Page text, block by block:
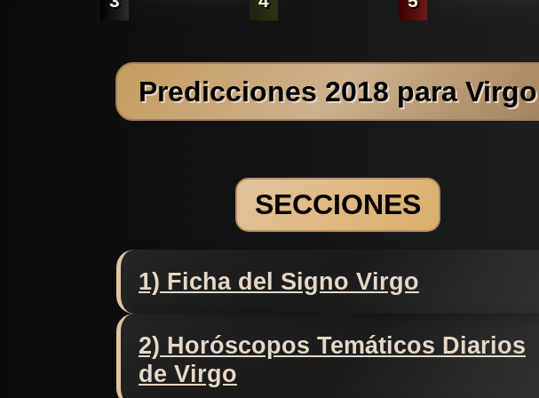
Predicciones 2018 para Virgo
SECCIONES
1) Ficha del Signo Virgo
2) Horóscopos Temáticos Diarios
de Virgo